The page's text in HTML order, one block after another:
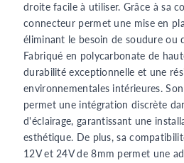
droite facile à utiliser. Grâce à sa
connecteur permet une mise en
éliminant le besoin de soudure ou
Fabriqué en polycarbonate de
durabilité exceptionnelle et une
environnementales intérieures.
permet une intégration discrète
d'éclairage, garantissant une
esthétique. De plus, sa
12V et 24V de 8mm permet une